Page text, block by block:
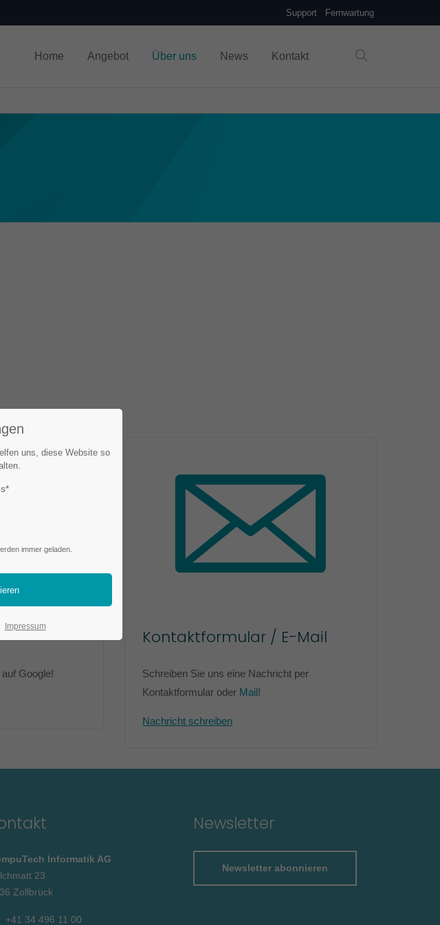
Support Fernwartung
Home Angebot Über uns News Kontakt
Google!
Kontaktformular / E-Mail
Schreiben Sie uns eine Nachricht per
Kontaktformular oder Mail!
Nachricht schreiben
Informatik AG
23
Zollbrück
+41 34 496 11 00
Newsletter
Newsletter abonnieren
uns, diese Website so
immer geladen.
Impressum